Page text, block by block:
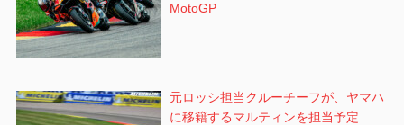
MotoGP
元ロッシ担当クルーチーフが、ヤマハ
に移籍するマルティンを担当予定